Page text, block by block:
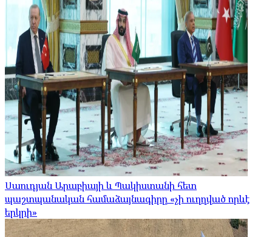
Սաուդյան Արաբիայի և Պակիստանի հետ
պաշտպանական համաձայնագիրը «չի ուղղված որևէ
երկրի»